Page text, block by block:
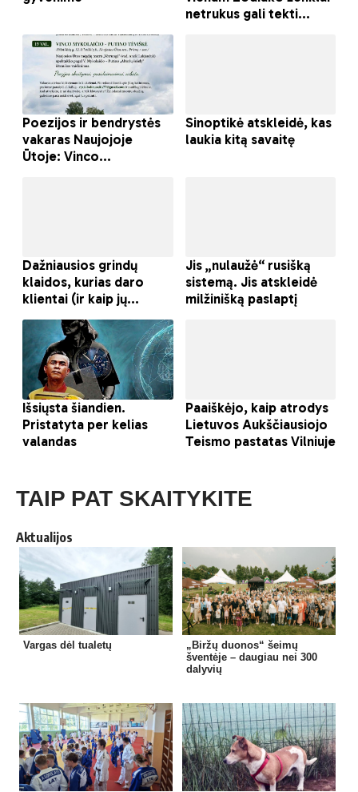
TAIP PAT SKAITYKITE
Aktualijos
Vargas dėl tualetų
„Biržų duonos“ šeimų
šventėje – daugiau nei 300
dalyvių